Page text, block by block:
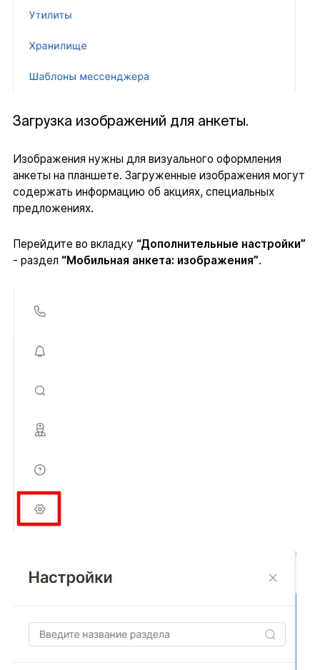
Загрузка изображений для анкеты.
Изображения нужны для визуального оформления
анкеты на планшете. Загруженные изображения могут
содержать информацию об акциях, специальных
предложениях.
Перейдите во вкладку “Дополнительные настройки”
- раздел “Мобильная анкета: изображения”.